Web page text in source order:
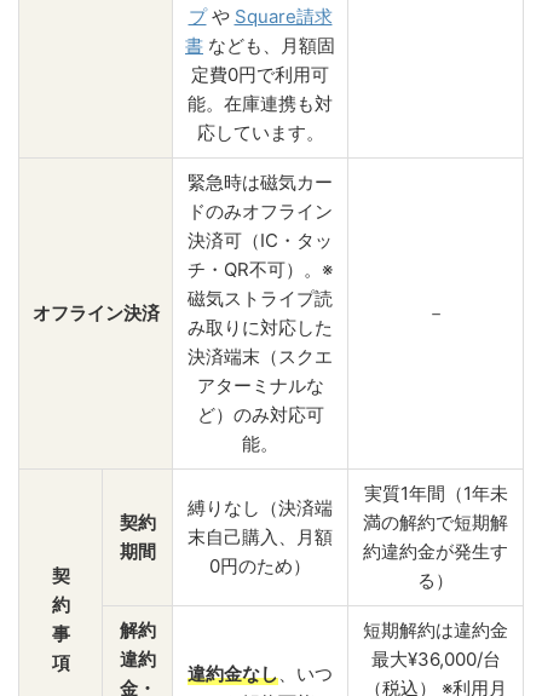
プや Square請求
書 なども、月額固
定費0円で利用可
能。在庫連携も対
応しています。
オフライン決済
緊急時は磁気カー
ドのみオフライン
決済可（IC・タッ
チ・QR不可）。※
磁気ストライプ読
み取りに対応した
決済端末（スクエ
アターミナルな
ど）のみ対応可
能。
－
契
約
事
項
契約
期間
縛りなし（決済端
末自己購入、月額
0円のため）
実質1年間（1年未
満の解約で短期解
約違約金が発生す
る）
解約
違約
金・
違約金なし、いつ
短期解約は違約金
最大¥36,000/台
（税込） ※利用月